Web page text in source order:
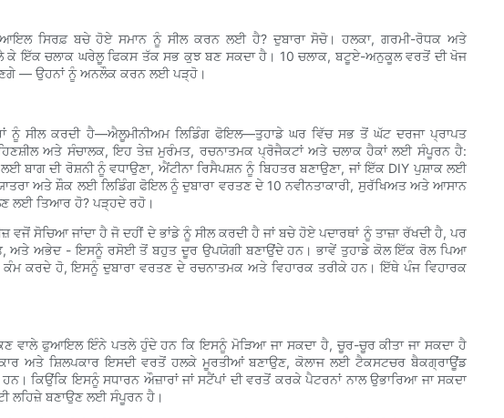
ਸਿਰਫ਼ ਬਚੇ ਹੋਏ ਸਮਾਨ ਨੂੰ ਸੀਲ ਕਰਨ ਲਈ ਹੈ? ਦੁਬਾਰਾ ਸੋਚੋ। ਹਲਕਾ, ਗਰਮੀ-ਰੋਧਕ ਅਤੇ
ਕੇ ਇੱਕ ਚਲਾਕ ਘਰੇਲੂ ਫਿਕਸ ਤੱਕ ਸਭ ਕੁਝ ਬਣ ਸਕਦਾ ਹੈ। 10 ਚਲਾਕ, ਬਟੂਏ-ਅਨੁਕੂਲ ਵਰਤੋਂ ਦੀ ਖੋਜ
— ਉਹਨਾਂ ਨੂੰ ਅਨਲੌਕ ਕਰਨ ਲਈ ਪੜ੍ਹੋ।
ਨੂੰ ਸੀਲ ਕਰਦੀ ਹੈ—ਐਲੂਮੀਨੀਅਮ ਲਿਡਿੰਗ ਫੋਇਲ—ਤੁਹਾਡੇ ਘਰ ਵਿੱਚ ਸਭ ਤੋਂ ਘੱਟ ਦਰਜਾ ਪ੍ਰਾਪਤ
ਅਤੇ ਸੰਚਾਲਕ, ਇਹ ਤੇਜ਼ ਮੁਰੰਮਤ, ਰਚਨਾਤਮਕ ਪ੍ਰੋਜੈਕਟਾਂ ਅਤੇ ਚਲਾਕ ਹੈਕਾਂ ਲਈ ਸੰਪੂਰਨ ਹੈ:
ਬਾਗ ਦੀ ਰੋਸ਼ਨੀ ਨੂੰ ਵਧਾਉਣਾ, ਐਂਟੀਨਾ ਰਿਸੈਪਸ਼ਨ ਨੂੰ ਬਿਹਤਰ ਬਣਾਉਣਾ, ਜਾਂ ਇੱਕ DIY ਪੁਸ਼ਾਕ ਲਈ
ਅਤੇ ਸ਼ੌਕ ਲਈ ਲਿਡਿੰਗ ਫੋਇਲ ਨੂੰ ਦੁਬਾਰਾ ਵਰਤਣ ਦੇ 10 ਨਵੀਨਤਾਕਾਰੀ, ਸੁਰੱਖਿਅਤ ਅਤੇ ਆਸਾਨ
ਲਈ ਤਿਆਰ ਹੋ? ਪੜ੍ਹਦੇ ਰਹੋ।
ਸੋਚਿਆ ਜਾਂਦਾ ਹੈ ਜੋ ਦਹੀਂ ਦੇ ਭਾਂਡੇ ਨੂੰ ਸੀਲ ਕਰਦੀ ਹੈ ਜਾਂ ਬਚੇ ਹੋਏ ਪਦਾਰਥਾਂ ਨੂੰ ਤਾਜ਼ਾ ਰੱਖਦੀ ਹੈ, ਪਰ
ਅਤੇ ਅਭੇਦ - ਇਸਨੂੰ ਰਸੋਈ ਤੋਂ ਬਹੁਤ ਦੂਰ ਉਪਯੋਗੀ ਬਣਾਉਂਦੇ ਹਨ। ਭਾਵੇਂ ਤੁਹਾਡੇ ਕੋਲ ਇੱਕ ਰੋਲ ਪਿਆ
ਕਰਦੇ ਹੋ, ਇਸਨੂੰ ਦੁਬਾਰਾ ਵਰਤਣ ਦੇ ਰਚਨਾਤਮਕ ਅਤੇ ਵਿਹਾਰਕ ਤਰੀਕੇ ਹਨ। ਇੱਥੇ ਪੰਜ ਵਿਹਾਰਕ
ਵਾਲੇ ਫੁਆਇਲ ਇੰਨੇ ਪਤਲੇ ਹੁੰਦੇ ਹਨ ਕਿ ਇਸਨੂੰ ਮੋੜਿਆ ਜਾ ਸਕਦਾ ਹੈ, ਚੂਰ-ਚੂਰ ਕੀਤਾ ਜਾ ਸਕਦਾ ਹੈ
ਅਤੇ ਸ਼ਿਲਪਕਾਰ ਇਸਦੀ ਵਰਤੋਂ ਹਲਕੇ ਮੂਰਤੀਆਂ ਬਣਾਉਣ, ਕੋਲਾਜ ਲਈ ਟੈਕਸਟਚਰ ਬੈਕਗ੍ਰਾਊਂਡ
ਕਿਉਂਕਿ ਇਸਨੂੰ ਸਧਾਰਨ ਔਜ਼ਾਰਾਂ ਜਾਂ ਸਟੈਂਪਾਂ ਦੀ ਵਰਤੋਂ ਕਰਕੇ ਪੈਟਰਨਾਂ ਨਾਲ ਉਭਾਰਿਆ ਜਾ ਸਕਦਾ
ਲਹਿਜ਼ੇ ਬਣਾਉਣ ਲਈ ਸੰਪੂਰਨ ਹੈ।